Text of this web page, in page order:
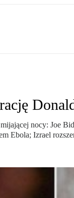
nocy: Joe
Ebola; Izrael